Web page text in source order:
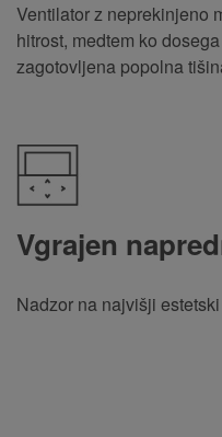
Ventilator z neprekinjeno
hitrost, medtem ko
zagotovljena popolna
Vgrajen
Nadzor na najvišji